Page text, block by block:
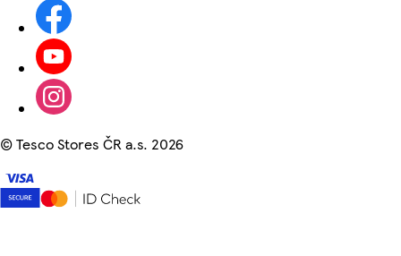
©Tesco Stores ČR a.s. 2026